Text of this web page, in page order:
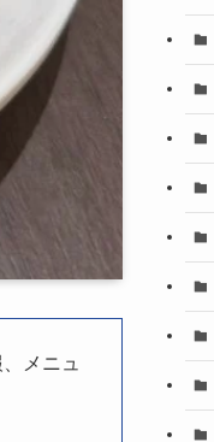
メニュ